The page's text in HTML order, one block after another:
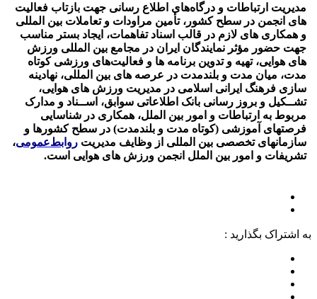
مدیریت ارتباطات و درگاه‌های اطلاع رسانی جهت بازتاب فعالیت
های انجمن در سطح کشور، تأمین مراودات و تعاملات بین المللی
و همکاری های لازم در قالب اسناد تفاهمات، ایجاد بستر مناسب
جهت حضور مؤثر نمایندگان ایران در مجامع بین المللی ورزش
های هوایی، تهیه و تدوین برنامه ها و فعالیت‌های ورزشی کوتاه
مدت، میان مدت و بلندمدت در عرصه های بین المللی، نهادینه
سازی فرهنگ ایرانی اسلامی در مدیریت ورزش های هوایی،
تشــکیل و بروز رسانی بانک اطلاعاتی سوابق، اســناد و مدارک
مربوط به ارتباطات و امور بین الملل، همکاری در شناسایی
فرصتهای آموزشی (کوتاه مدت و بلندمدت) در سطح کشورها و
سازمانهای تخصصی بین المللی از وظایف مدیریتروابط‌عمومی،
تشریفات و امور بین الملل انجمن ورزش های هوایی است.
به اشتراک بگذارید :